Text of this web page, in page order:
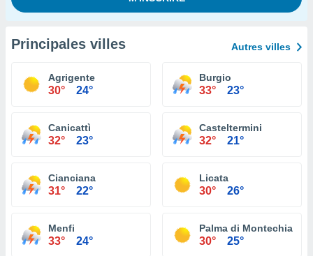
Principales villes Autres villes
Agrigente
30° 24°
Burgio
33° 23°
Canicattì
32° 23°
Casteltermini
32° 21°
Cianciana
31° 22°
Licata
30° 26°
Menfi
33° 24°
Palma di Montechiaro
30° 25°